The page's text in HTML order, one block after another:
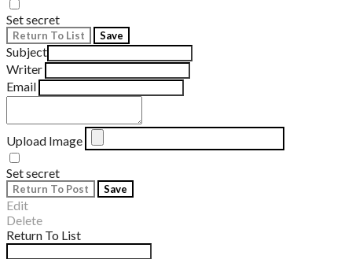
Set secret
Return To List Save
Subject
Writer
Email
Upload Image
Set secret
Return To Post Save
Edit
Delete
Return To List